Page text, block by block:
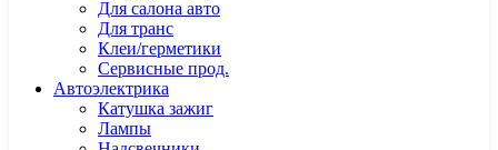
Для салона авто
Для транс
Клеи/герметики
Сервисные прод.
Автоэлектрика
Катушка зажиг
Лампы